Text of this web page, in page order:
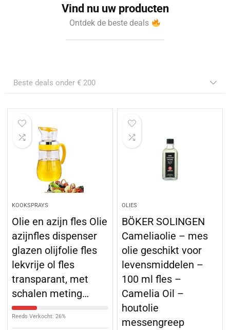
Vind nu uw producten
Ontdek de beste deals
Beste deals onder € 200
KOOKSPRAYS
Olie en azijn fles Olie
azijnfles dispenser
glazen olijfolie fles
lekvrije ol fles
transparant, met
schalen meting…
Reeds Verkocht: 26%
OLIES
BÖKER SOLINGEN
Cameliaolie – mes
olie geschikt voor
levensmiddelen –
100 ml fles –
Camelia Oil –
houtolie
messengreep